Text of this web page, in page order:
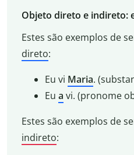
Objeto direto e indireto:
Estes são exemplos de
direto:
Eu vi Maria.
Eu a vi. (pronome
Estes são exemplos de
indireto: